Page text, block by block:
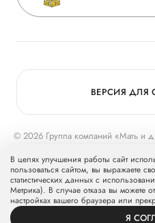
Вакансии
Медицинский туризм
Статьи
© 2026 Группа компаний «Мать
Группу компаний «Мать и дитя».
ВЕРСИЯ
В целях улучшения работы сайт
пользоваться сайтом, вы выражаете
статистических данных с
Метрика). В случае отказа вы можете
настройках вашего браузера или
Я